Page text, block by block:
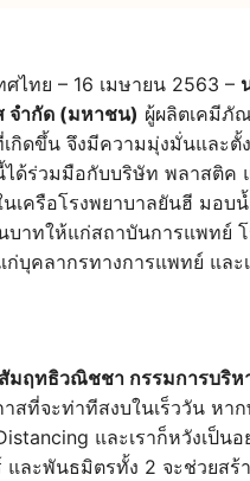
ศไทย – 16 เมษายน 2563 –
จำกัด (มหาชน) ผู้ผลิตเคมีภั
กิดขึ้น จึงมีความมุ่งมั่นและ
ด้ร่วมมือกับบริษัท พลาสติค
นเครือโรงพยาบาลยันฮี มอ
บาทให้แก่สถาบันการแพทย์
ก่บุคลากรทางการแพทย์ แล
มฤทธิวณิชชา กรรมการบริห
สที่จะท่าทีสงบในเร็ววัน หา
และเราก็หวังเป็
และพันธมิตรทั้ง 2 จะช่วยส